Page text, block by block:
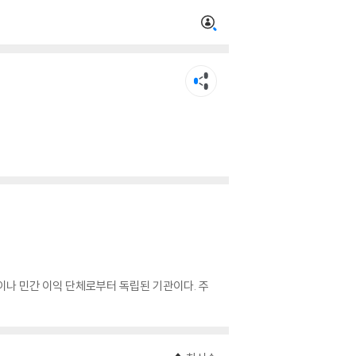
민간 이익 단체로부터 독립된 기관이다. 주